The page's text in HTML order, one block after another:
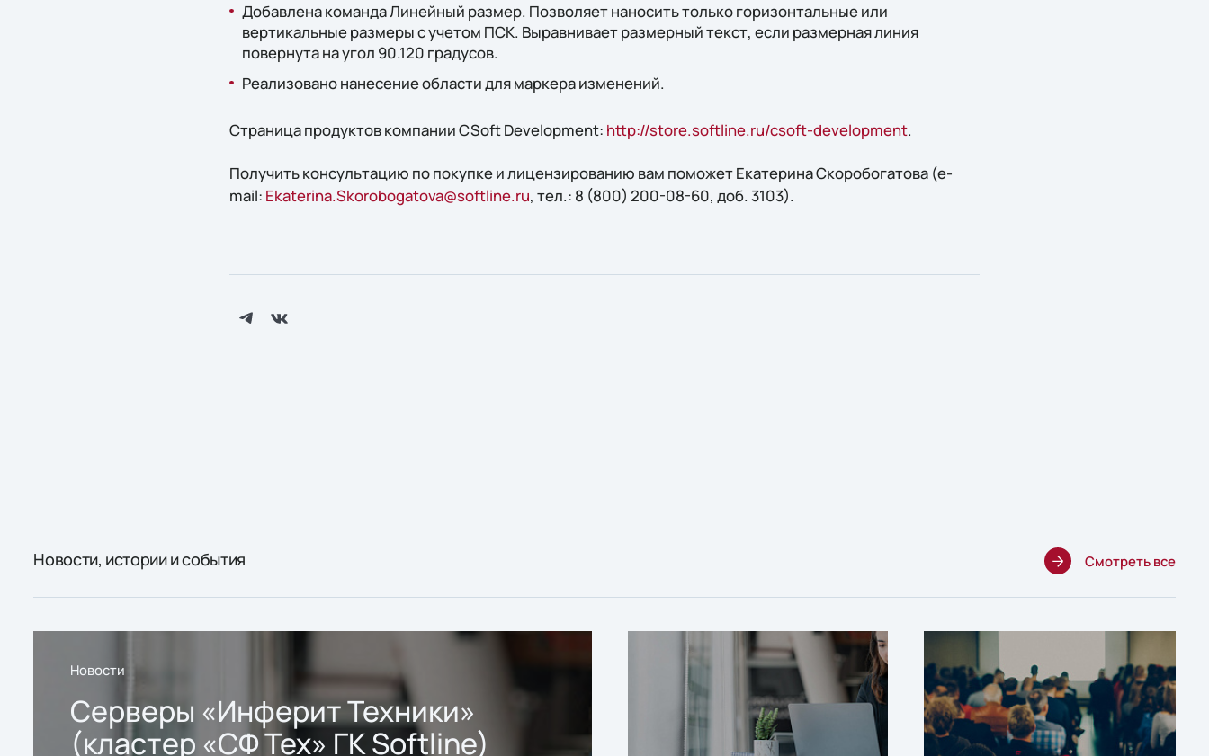
Добавлена команда Линейный размер. Позволяет наносить только горизонтальные или
вертикальные размеры с учетом ПСК. Выравнивает размерный текст, если размерная линия
повернута на угол 90.120 градусов.
Реализовано нанесение области для маркера изменений.
Страница продуктов компании CSoft Development: http://store.softline.ru/csoft-development.
Получить консультацию по покупке и лицензированию вам поможет Екатерина Скоробогатова (e-
mail: Ekaterina.Skorobogatova@softline.ru, тел.: 8 (800) 200-08-60, доб. 3103).
Новости, истории и события Смотреть все
Новости
Серверы «Инферит Техники»
(кластер «СФ Тех» ГК Softline)